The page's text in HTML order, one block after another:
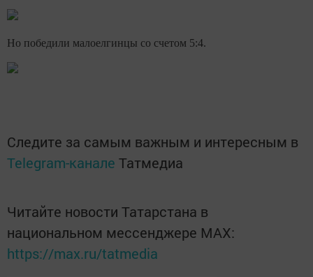
Но победили малоелгинцы со счетом 5:4.
Следите за самым важным и интересным в
Telegram-канале Татмедиа
Читайте новости Татарстана в
национальном мессенджере MАХ:
https://max.ru/tatmedia